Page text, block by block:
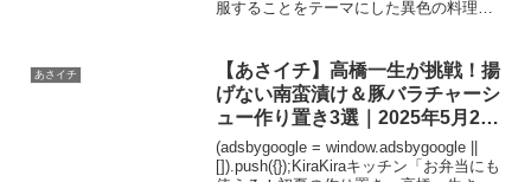
服することをテーマにした異色の料理番
であるハシヤスメ・アツコさん。彼女が
挑むのは、強烈な香り...
あさイチ
【あさイチ】高橋一生が挑戦！揚
げない南蛮漬け＆豚バラチャーシ
ュー作り置き3選｜2025年5月27
日放送
(adsbygoogle = window.adsbygoogle ||
[]).push({});KiraKiraキッチン「お弁当にも